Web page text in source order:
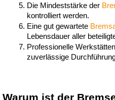
Die Mindeststärke der
kontrolliert werden.
Eine gut gewartete
Lebensdauer aller
Professionelle
zuverlässige